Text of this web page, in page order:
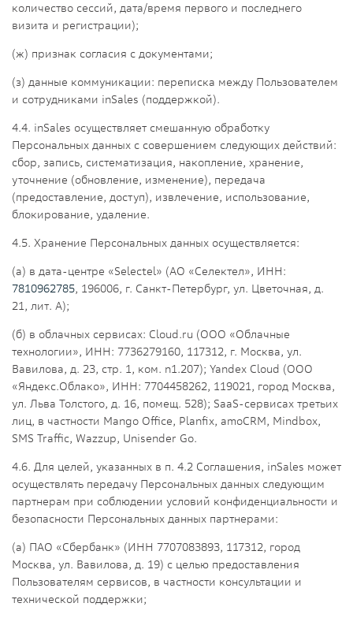
количество сессий, дата/время первого и последнего
визита и регистрации);
(ж) признак согласия с документами;
(з) данные коммуникации: переписка между Пользователем
и сотрудниками inSales (поддержкой).
4.4. inSales осуществляет смешанную обработку
Персональных данных с совершением следующих действий:
сбор, запись, систематизация, накопление, хранение,
уточнение (обновление, изменение), передача
(предоставление, доступ), извлечение, использование,
блокирование, удаление.
4.5. Хранение Персональных данных осуществляется:
(а) в дата-центре «Selectel» (АО «Селектел», ИНН:
7810962785, 196006, г. Санкт-Петербург, ул. Цветочная, д.
21, лит. А);
(б) в облачных сервисах: Cloud.ru (ООО «Облачные
технологии», ИНН: 7736279160, 117312, г. Москва, ул.
Вавилова, д. 23, стр. 1, ком. n1.207); Yandex Cloud (ООО
«Яндекс.Облако», ИНН: 7704458262, 119021, город Москва,
ул. Льва Толстого, д. 16, помещ. 528); SaaS-сервисах третьих
лиц, в частности Mango Office, Planfix, amoCRM, Mindbox,
SMS Traffic, Wazzup, Unisender Go.
4.6. Для целей, указанных в п. 4.2 Соглашения, inSales может
осуществлять передачу Персональных данных следующим
партнерам при соблюдении условий конфиденциальности и
безопасности Персональных данных партнерами:
(а) ПАО «Сбербанк» (ИНН 7707083893, 117312, город
Москва, ул. Вавилова, д. 19) с целью предоставления
Пользователям сервисов, в частности консультации и
технической поддержки;